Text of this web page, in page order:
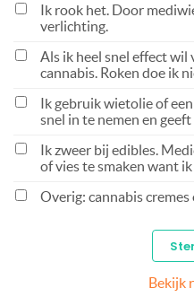
Ik rook het. Door
verlichting.
Als ik heel snel effect wil
cannabis. Roken doe ik
Ik gebruik wietolie of
snel in te nemen en
Ik zweer bij edibles.
of vies te smaken want
Overig: cannabis
Bekijk